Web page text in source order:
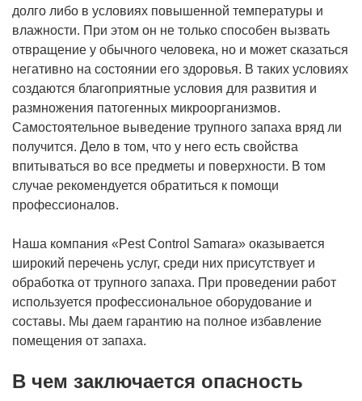
долго либо в условиях повышенной температуры и
влажности. При этом он не только способен вызвать
отвращение у обычного человека, но и может сказаться
негативно на состоянии его здоровья. В таких условиях
создаются благоприятные условия для развития и
размножения патогенных микроорганизмов.
Самостоятельное выведение трупного запаха вряд ли
получится. Дело в том, что у него есть свойства
впитываться во все предметы и поверхности. В том
случае рекомендуется обратиться к помощи
профессионалов.
Наша компания «Pest Control Samara» оказывается
широкий перечень услуг, среди них присутствует и
обработка от трупного запаха. При проведении работ
используется профессиональное оборудование и
составы. Мы даем гарантию на полное избавление
помещения от запаха.
В чем заключается опасность